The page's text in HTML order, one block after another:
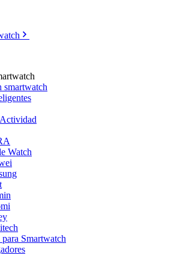
smartwatch
Watch
Smartwatch